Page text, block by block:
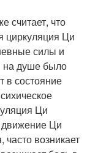
считает, что
циркуляция Ци
силы и
на душе было
в состояние
Ци
движение Ци
возникает